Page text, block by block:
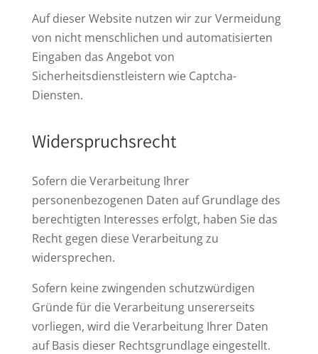
Auf dieser Website nutzen wir zur Vermeidung
von nicht menschlichen und automatisierten
Eingaben das Angebot von
Sicherheitsdienstleistern wie Captcha-
Diensten.
Widerspruchsrecht
Sofern die Verarbeitung Ihrer
personenbezogenen Daten auf Grundlage des
berechtigten Interesses erfolgt, haben Sie das
Recht gegen diese Verarbeitung zu
widersprechen.
Sofern keine zwingenden schutzwürdigen
Gründe für die Verarbeitung unsererseits
vorliegen, wird die Verarbeitung Ihrer Daten
auf Basis dieser Rechtsgrundlage eingestellt.